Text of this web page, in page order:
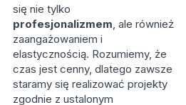
się nie tylko
profesjonalizmem, ale również
zaangażowaniem i
elastycznością. Rozumiemy, że
czas jest cenny, dlatego zawsze
staramy się realizować projekty
zgodnie z ustalonym